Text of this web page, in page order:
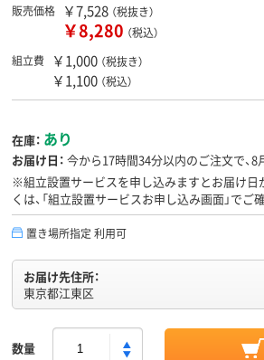
販売価格 ￥7,528 （税抜き）
￥8,280 （税込）
組立費
￥1,000 （税抜き）
￥1,100 （税込）
在庫： あり
お届け日： 今から17時間34分以内のご注文で、8
※組立設置サービスを申し込みますとお届け日
くは、「組立設置サービスお申し込み画面」でご
置き場所指定 利用可
お届け先住所：
東京都江東区
数量